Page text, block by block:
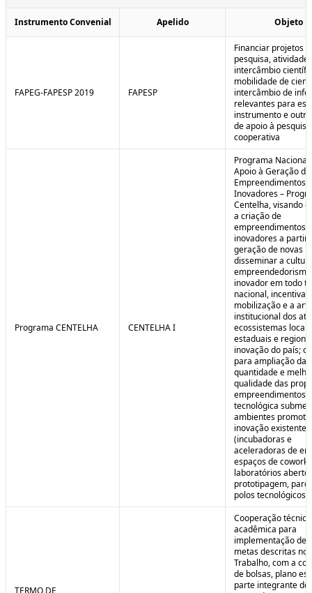
Instrumento Convenial Apelido Objeto
FAPEG-FAPESP 2019 FAPESP
Financiar projetos
pesquisa,
intercâmbio
mobilidade de
intercâmbio de
relevantes para
instrumento e
de apoio à pesquisa
cooperativa
Programa CENTELHA CENTELHA I
Programa Nacional
Apoio à Geração de
Empreendimentos
Inovadores –
Centelha, visando
a criação de
empreendimentos
inovadores a partir
geração de novas
disseminar a
empreendedorismo
inovador em todo
nacional,
mobilização e a
institucional dos
ecossistemas
estaduais e
inovação do país;
para ampliação da
quantidade e
qualidade das
empreendimentos
tecnológica
ambientes
inovação
(incubadoras e
aceleradoras de
espaços de
laboratórios
prototipagem,
polos tecnológicos
TERMO DE
Cooperação
acadêmica para
implementação de
metas descritas no
Trabalho, com a
de bolsas, plano
parte integrante do